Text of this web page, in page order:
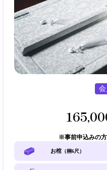
事前申込みの
お棺 （桐6尺）